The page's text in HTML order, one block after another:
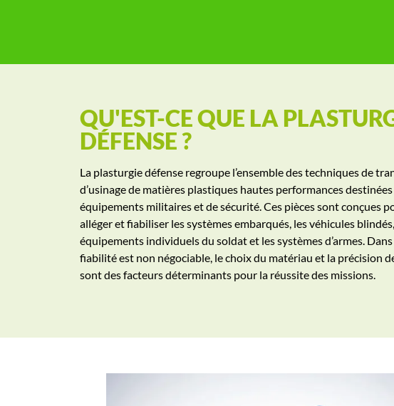
QU'EST-CE QUE LA
DÉFENSE ?
La plasturgie défense regroupe l’ensemble des techniques de
d’usinage de matières plastiques hautes performances
équipements militaires et de sécurité. Ces pièces sont conçues
alléger et fiabiliser les systèmes embarqués, les véhicules
équipements individuels du soldat et les systèmes d’armes.
fiabilité est non négociable, le choix du matériau et la précision
sont des facteurs déterminants pour la réussite des missions.